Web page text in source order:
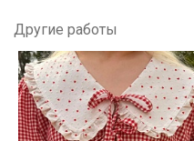
Другие работы